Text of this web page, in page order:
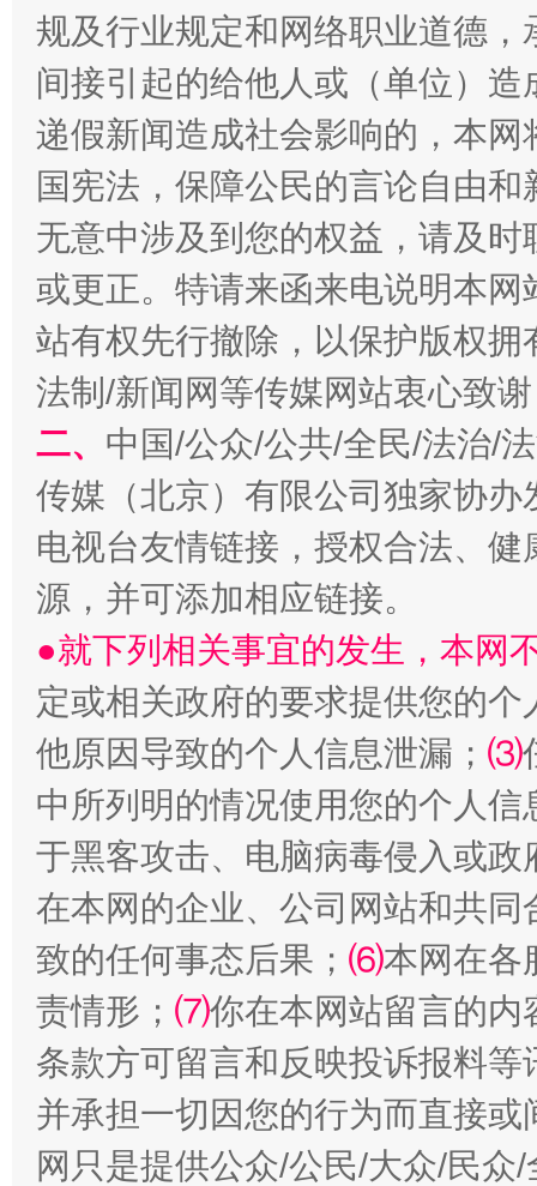
千年窑火 生生不息
揭开“小金库”的免责幌子
受贿1.44亿！段成刚被判无期 从幼
全民健身五年计划来了！等你上场
规及行业规定和网络职业道德
间接引起的给他人或（单位）
递假新闻造成社会影响的，本
国宪法，保障公民的言论自由
无意中涉及到您的权益，请及
或更正。特请来函来电说明本
站有权先行撤除，以保护版权
法制/新闻网等传媒网站衷心致
二、 中国/公众/公共/全民/法治/
传媒（北京）有限公司独家协
电视台友情链接，授权合法、
源，并可添加相应链接。
●就下列相关事宜的发生，本网
定或相关政府的要求提供您的个
他原因导致的个人信息泄漏； ⑶
中所列明的情况使用您的个人
于黑客攻击、电脑病毒侵入或
在本网的企业、公司网站和共
致的任何事态后果； ⑹本网在各
责情形； ⑺你在本网站留言的内
条款方可留言和反映投诉报料
并承担一切因您的行为而直接
网只是提供公众/公民/大众/民